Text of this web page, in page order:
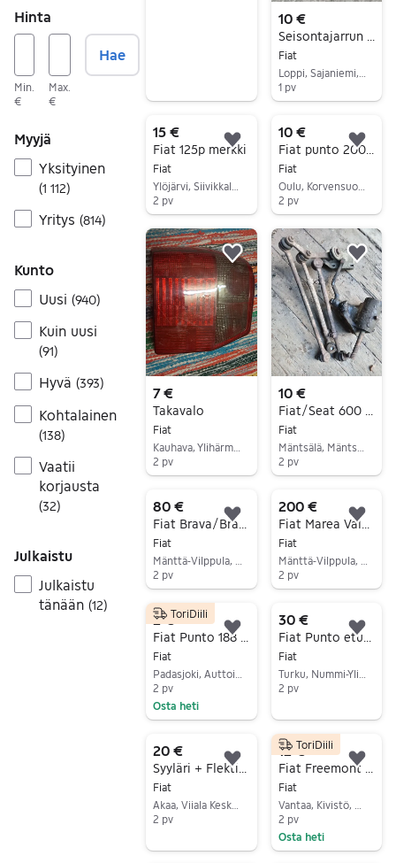
Hinta
Min.
€
Max.
€
Hae
Myyjä
Yksityinen
(1 112)
Yritys (814)
Kunto
Uusi (940)
Kuin uusi
(91)
Hyvä (393)
Kohtalainen
(138)
Vaatii
korjausta
(32)
Julkaistu
Julkaistu
tänään (12)
10 €
Fiat
1 pv
15 €
Fiat 125p merkki
Fiat
2 pv
Lisää suosikiksi.
10 €
Fiat punto 2004 osia ennen romutusta
Fiat
Oulu, Korvensuora, Pohjois-Pohjanmaa
2 pv
7 €
Takavalo
Fiat
2 pv
Lisää suosikiksi.
10 €
Fiat
2 pv
80 €
Fiat
2 pv
Lisää suosikiksi.
200 €
Fiat
2 pv
2 €
Fiat
2 pv
Osta heti
ToriDiili
Lisää suosikiksi.
30 €
Fiat
2 pv
20 €
Fiat
2 pv
Lisää suosikiksi.
12 €
Fiat
2 pv
Osta heti
ToriDiili